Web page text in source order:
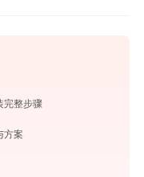
完整步骤
方案